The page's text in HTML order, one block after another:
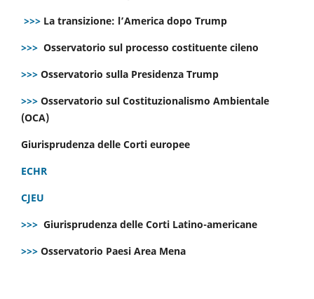
>>> La transizione: l’America dopo Trump
>>> Osservatorio sul processo costituente cileno
>>> Osservatorio sulla Presidenza Trump
>>> Osservatorio sul Costituzionalismo Ambientale
(OCA)
Giurisprudenza delle Corti europee
ECHR
CJEU
>>> Giurisprudenza delle Corti Latino-americane
>>> Osservatorio Paesi Area Mena